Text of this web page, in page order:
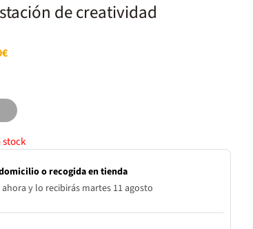
de creatividad
stock
o recogida en tienda
y lo recibirás martes 11 agosto